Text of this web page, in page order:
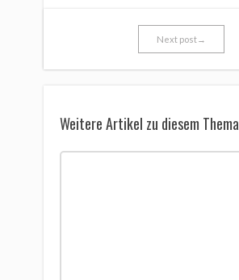
Next post→
Weitere Artikel zu diesem Thema